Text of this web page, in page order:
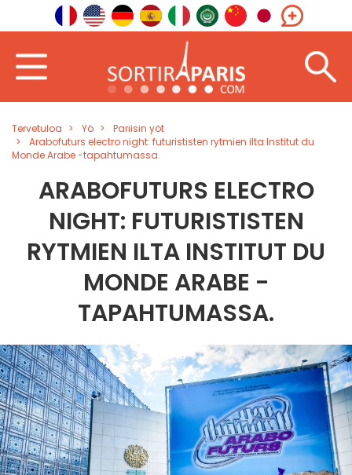
Tervetuloa Yö
Pariisin yöt
Arabofuturs electro night: futurististen rytmien ilta Institut du
Monde Arabe -tapahtumassa.
ARABOFUTURS ELECTRO
NIGHT: FUTURISTISTEN
RYTMIEN ILTA INSTITUT DU
MONDE ARABE -
TAPAHTUMASSA.